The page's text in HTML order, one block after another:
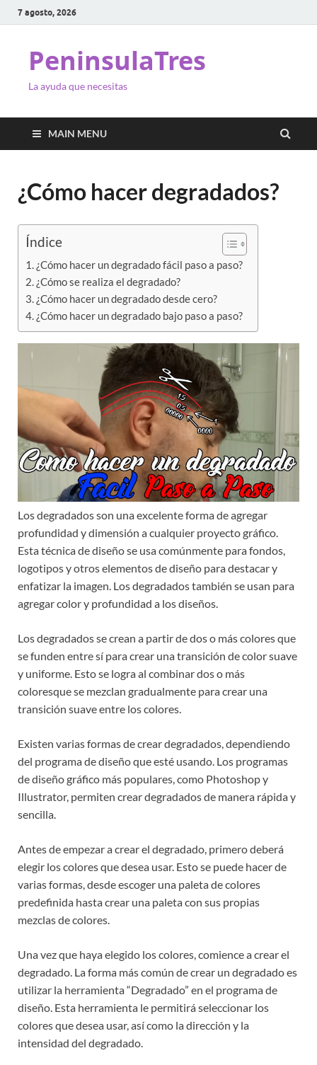
7 agosto, 2026
PeninsulaTres
La ayuda que necesitas
MAIN MENU
¿Cómo hacer degradados?
Índice
¿Cómo hacer un degradado fácil paso a paso?
¿Cómo se realiza el degradado?
¿Cómo hacer un degradado desde cero?
¿Cómo hacer un degradado bajo paso a paso?
Los degradados son una excelente forma de agregar
profundidad y dimensión a cualquier proyecto gráfico.
Esta técnica de diseño se usa comúnmente para fondos,
logotipos y otros elementos de diseño para destacar y
enfatizar la imagen. Los degradados también se usan para
agregar color y profundidad a los diseños.
Los degradados se crean a partir de dos o más colores que
se funden entre sí para crear una transición de color suave
y uniforme. Esto se logra al combinar dos o más
coloresque se mezclan gradualmente para crear una
transición suave entre los colores.
Existen varias formas de crear degradados, dependiendo
del programa de diseño que esté usando. Los programas
de diseño gráfico más populares, como Photoshop y
Illustrator, permiten crear degradados de manera rápida y
sencilla.
Antes de empezar a crear el degradado, primero deberá
elegir los colores que desea usar. Esto se puede hacer de
varias formas, desde escoger una paleta de colores
predefinida hasta crear una paleta con sus propias
mezclas de colores.
Una vez que haya elegido los colores, comience a crear el
degradado. La forma más común de crear un degradado es
utilizar la herramienta “Degradado” en el programa de
diseño. Esta herramienta le permitirá seleccionar los
colores que desea usar, así como la dirección y la
intensidad del degradado.